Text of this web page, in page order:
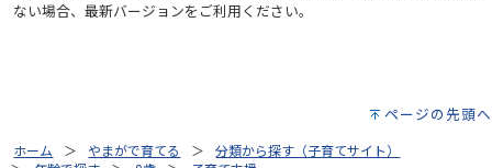
ない場合、最新バージョンをご利用ください。
ページの先頭へ
ホーム やまがで育てる
分類から探す（子育てサイト）